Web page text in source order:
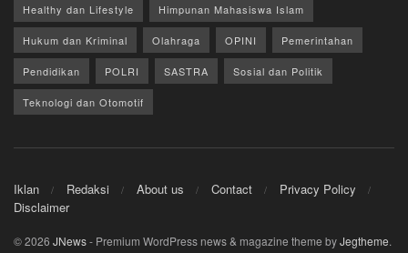
Healthy dan Lifestyle Himpunan Mahasiswa Islam
Hukum dan Kriminal Olahraga OPINI Pemerintahan
Pendidikan POLRI SASTRA Sosial dan Politik
Teknologi dan Otomotif
Iklan Redaksi About us Contact
Privacy Policy
Disclaimer
© 2026 JNews- Premium WordPress news & magazine theme byJegtheme.